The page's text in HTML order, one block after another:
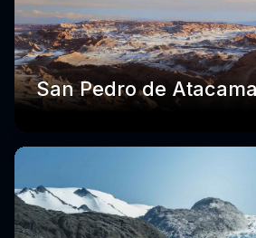
San Pedro de Atacama